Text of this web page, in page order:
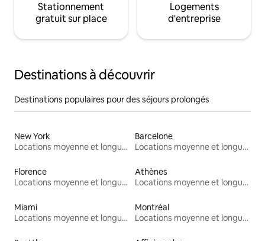
Stationnement
gratuit sur place
Logements
d'entreprise
Destinations à découvrir
Destinations populaires pour des séjours prolongés
New York
Locations moyenne et longue durée
Barcelone
Locations moyenne et longue durée
Florence
Locations moyenne et longue durée
Athènes
Locations moyenne et longue durée
Miami
Locations moyenne et longue durée
Montréal
Locations moyenne et longue durée